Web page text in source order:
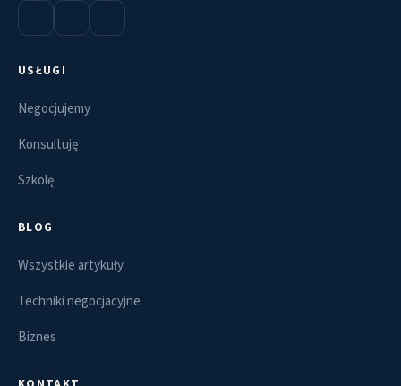
USŁUGI
Negocjujemy
Konsultuję
Szkolę
BLOG
Wszystkie artykuły
Techniki negocjacyjne
Biznes